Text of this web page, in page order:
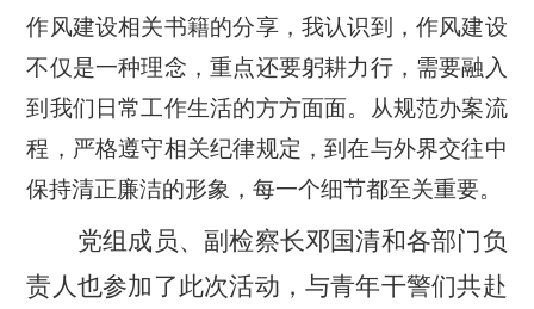
作风建设相关书籍的分享， 我认识到， 作风建设
不仅是一种理念，重点还要躬耕力行，需要融入
到 我们 日常工作生活的方方面面。从规范办案流
程，严格遵守相关纪律规定，到在与外界交往中
保持清正廉洁的形象，每一个细节都至关重要。
党组成员、副检察长邓国清和各部门负
责人也参加了此次活动，与青年干警们共赴